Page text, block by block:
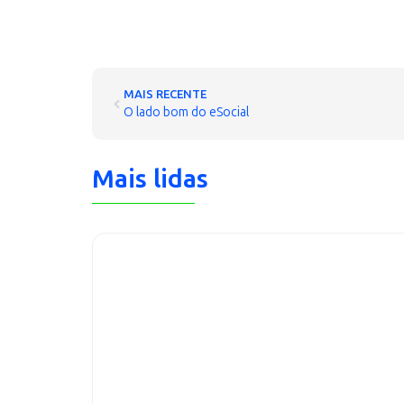
MAIS RECENTE
O lado bom do eSocial
Mais lidas